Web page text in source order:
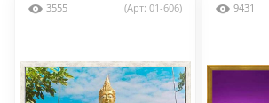
3555 (Арт: 01-606) 9431